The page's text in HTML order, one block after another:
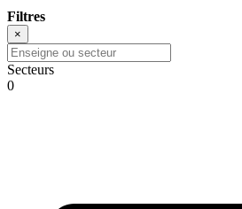
Filtres
×
Secteurs
0